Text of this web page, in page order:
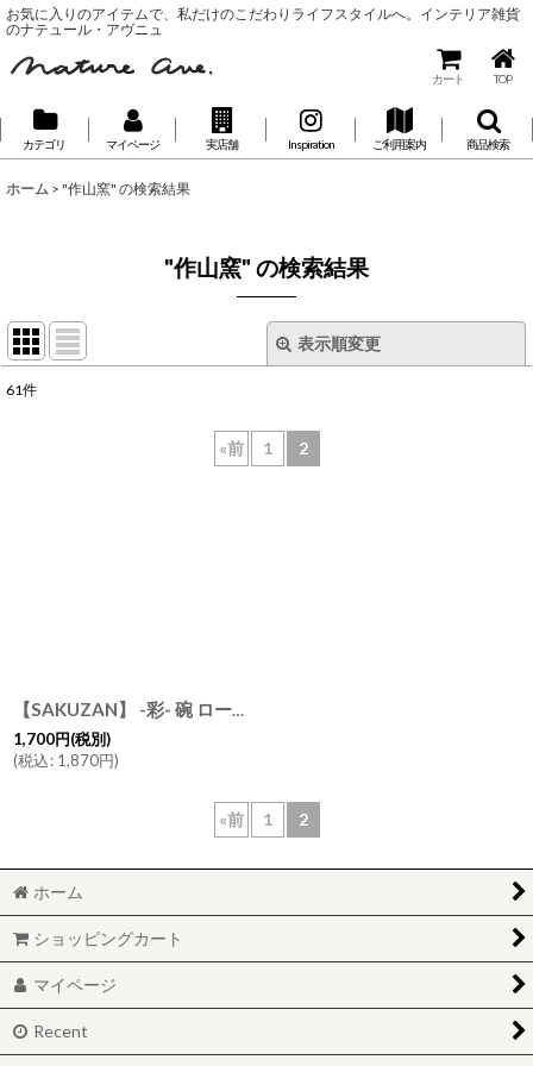
お気に入りのアイテムで、私だけのこだわりライフスタイルへ。インテリア雑貨
のナテュール・アヴニュ
カート TOP
カテゴリ マイページ 実店舗 Inspiration ご利用案内 商品検索
ホーム > "作山窯" の検索結果
"作山窯" の検索結果
表示順変更
61件
«前 1 2
【SAKUZAN】 -彩- 碗 ロータス
1,700円(税別)
(税込: 1,870円)
«前 1 2
ホーム
ショッピングカート
マイページ
Recent